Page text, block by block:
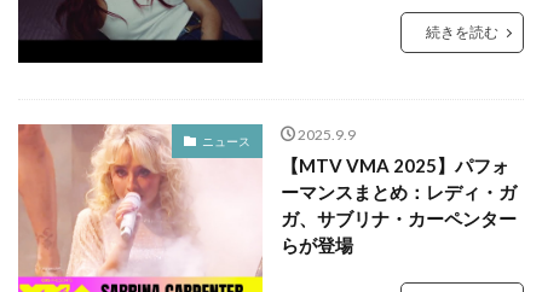
続きを読む
ニュース 2025.9.9
【MTV VMA 2025】パフォ
ーマンスまとめ：レディ・ガ
ガ、サブリナ・カーペンター
らが登場